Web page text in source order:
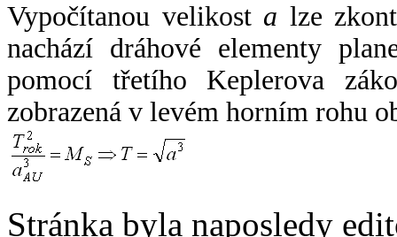
Vypočítanou velikost a lze
nachází dráhové elementy
pomocí třetího Keplerova
zobrazená v levém horním rohu
Stránka byla naposledy